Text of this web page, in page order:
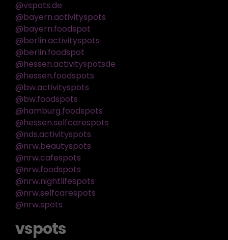
@vspots.de
@bayern.activityspots
@bayern.foodspot
@berlin.activityspots
@berlin.foodspot
@hessen.activityspotsde
@hessen.foodspots
@bw.activityspots
@bw.foodspots
@hamburg.foodspots
@hessen.selfcarespots
@nds.activityspots
@nrw.beautyspots
@nrw.cafespots
@nrw.foodspots
@nrw.nightlifespots
@nrw.selfcarespots
@nrw.spots
vspots